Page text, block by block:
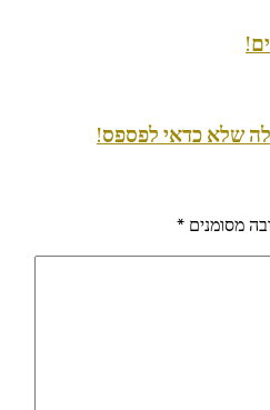
שלא כדאי לפספס!
מסומנים *